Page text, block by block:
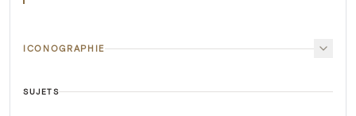
ICONOGRAPHIE
SUJETS